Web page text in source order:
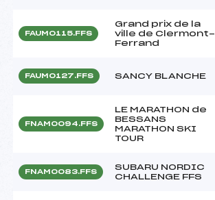
FAUM0115.FFS
Grand prix de la
ville de Clermont-
Ferrand
FAUM0127.FFS SANCY BLANCHE
FNAM0094.FFS
LE MARATHON de
BESSANS
MARATHON SKI
TOUR
FNAM0083.FFS
SUBARU NORDIC
CHALLENGE FFS